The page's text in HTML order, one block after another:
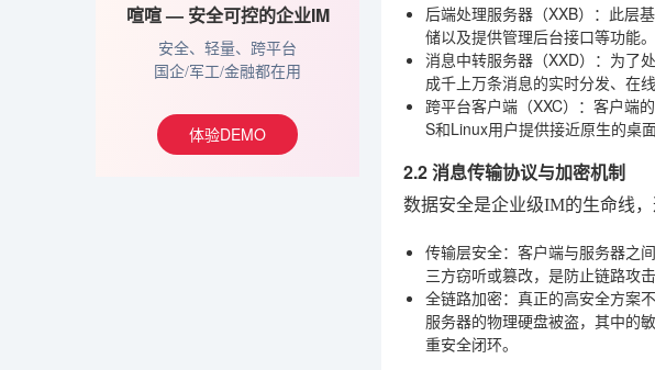
喧喧 — 安全可控的企业IM
安全、轻量、跨平台
国企/军工/金融都在用
体验DEMO
后端处理服务器（XXB） ：此层
储以及提供管理后台接口等功能。
消息中转服务器（XXD） ：为了
成千上万条消息的实时分发、在
跨平台客户端（XXC） ：客户端
S和Linux用户提供接近原生的桌
2.2 消息传输协议与加密机制
数据安全是企业级IM的生命线
传输层安全：客户端与服务器之
三方窃听或篡改，是防止链路攻击
全链路加密：真正的高安全方案
服务器的物理硬盘被盗，其中的
重安全闭环。